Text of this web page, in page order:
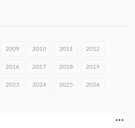
открыт лагерь «Теплый стан»
куют славу и доблесть русского
2009 2010 2011 2012
2016 2017 2018 2019
2023 2024 2025 2026